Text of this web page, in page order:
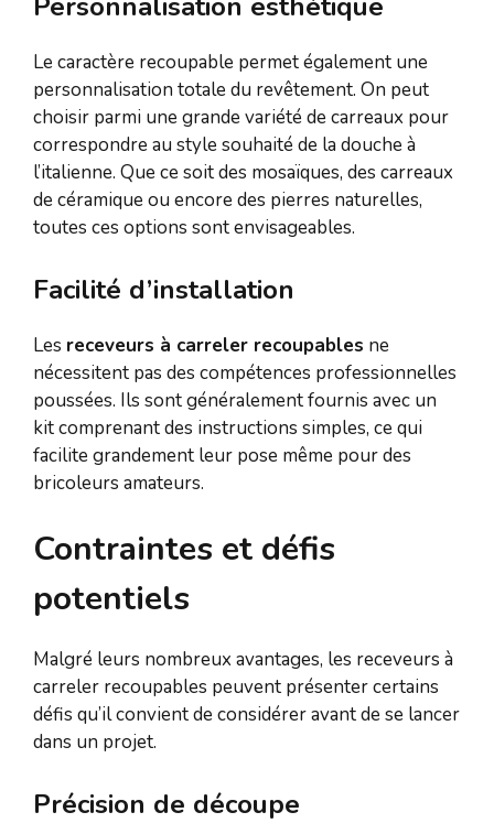
Le caractère recoupable permet également une
personnalisation totale du revêtement. On peut
choisir parmi une grande variété de carreaux pour
correspondre au style souhaité de la douche à
l’italienne. Que ce soit des mosaïques, des carreaux
de céramique ou encore des pierres naturelles,
toutes ces options sont envisageables.
Facilité d’installation
Les receveurs à carreler recoupables ne
nécessitent pas des compétences professionnelles
poussées. Ils sont généralement fournis avec un
kit comprenant des instructions simples, ce qui
facilite grandement leur pose même pour des
bricoleurs amateurs.
Contraintes et défis
potentiels
Malgré leurs nombreux avantages, les receveurs à
carreler recoupables peuvent présenter certains
défis qu’il convient de considérer avant de se lancer
dans un projet.
Précision de découpe